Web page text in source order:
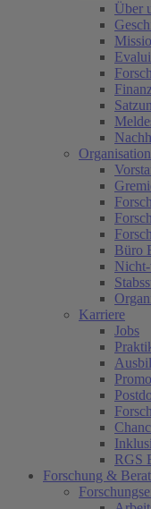
Über
Organisation
Büro
Karriere
Jobs
RGS
Forschung &